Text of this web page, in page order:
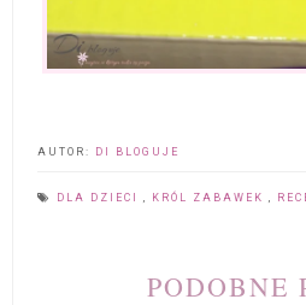
AUTOR: DI BLOGUJE
DLA DZIECI KRÓL ZABAWEK
PODOBNE